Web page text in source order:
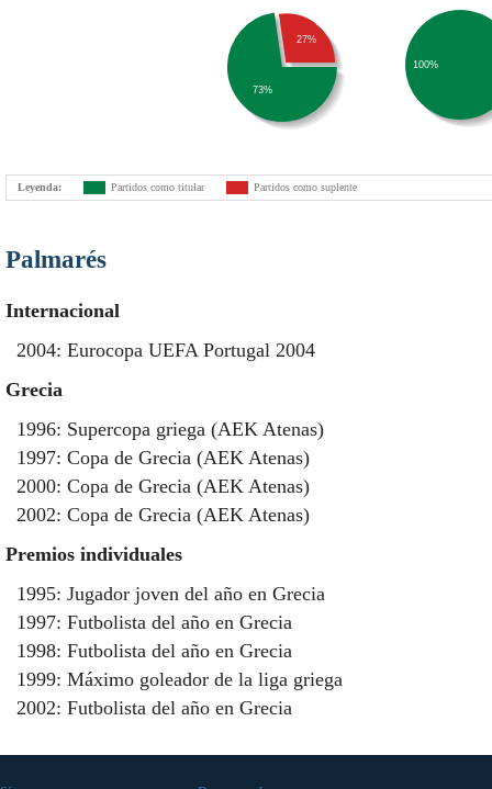
73%
27%
100%
Leyenda: Partidos como titular Partidos como suplente
Palmarés
Internacional
2004: Eurocopa UEFA Portugal 2004
Grecia
1996: Supercopa griega (AEK Atenas)
1997: Copa de Grecia (AEK Atenas)
2000: Copa de Grecia (AEK Atenas)
2002: Copa de Grecia (AEK Atenas)
Premios individuales
1995: Jugador joven del año en Grecia
1997: Futbolista del año en Grecia
1998: Futbolista del año en Grecia
1999: Máximo goleador de la liga griega
2002: Futbolista del año en Grecia